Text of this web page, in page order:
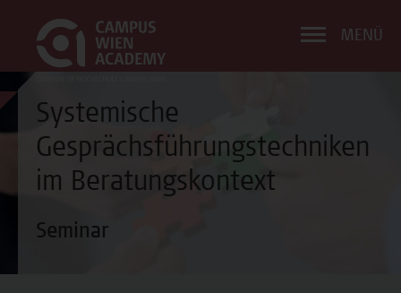
MENÜ
Systemische
Gesprächsführungstechniken
im Beratungskontext
Seminar